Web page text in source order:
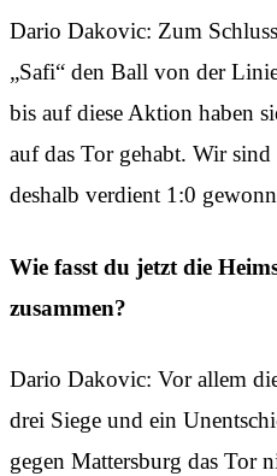
Dario Dakovic: Zum
„Safi“ den Ball von der
bis auf diese Aktion haben
auf das Tor gehabt. Wir sind
deshalb verdient 1:0
Wie fasst du jetzt die
zusammen?
Dario Dakovic: Vor allem
drei Siege und ein
gegen Mattersburg das Tor